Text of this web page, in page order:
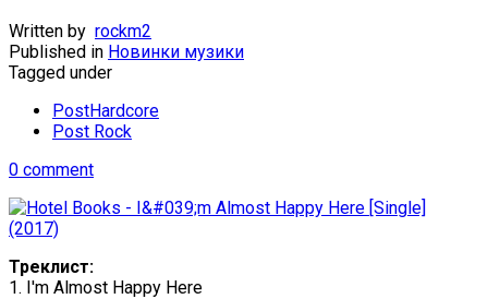
Written by rockm2
Published in Новинки музики
Tagged under
PostHardcore
Post Rock
0 comment
Треклист:
1. I'm Almost Happy Here